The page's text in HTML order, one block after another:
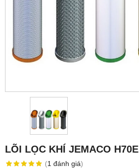
LÕI LỌC KHÍ JEMACO H70E
(1 đánh giá)